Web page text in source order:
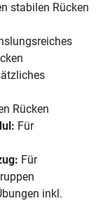
stabilen Rücken
Rücken
Für
Für
inkl.